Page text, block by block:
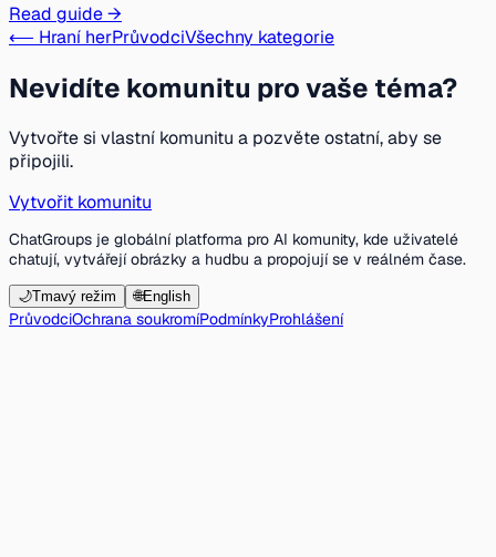
Read guide →
⟵ Hraní herPrůvodciVšechny kategorie
Nevidíte komunitu pro vaše téma?
Vytvořte si vlastní komunitu a pozvěte ostatní, aby se
připojili.
Vytvořit komunitu
ChatGroups je globální platforma pro AI komunity, kde uživatelé
chatují, vytvářejí obrázky a hudbu a propojují se v reálném čase.
🌙Tmavý režim 🌐English
PrůvodciOchrana soukromíPodmínkyProhlášení